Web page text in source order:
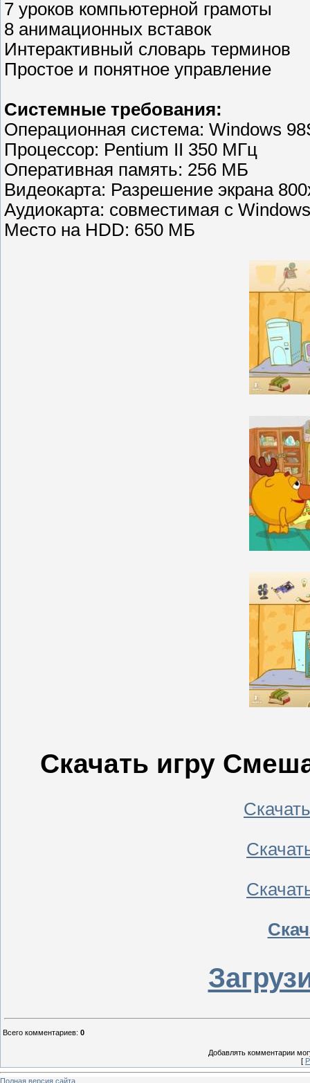
7 уроков компьютерной грамоты
8 анимационных вставок
Интерактивный словарь терминов
Простое и понятное управление
Системные требования:
Операционная система: Windows
Процессор: Pentium II 350 МГц
Оперативная память: 256 МБ
Видеокарта: Разрешение экрана
Аудиокарта: совместимая с Windows
Место на HDD: 650 МБ
Скачать игру
Всего комментариев: 0
Добавлять комментарии
[
Полная версия сайта